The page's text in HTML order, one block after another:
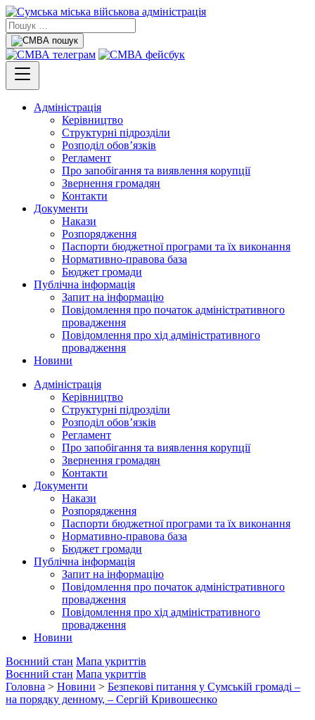
Адміністрація
Керівництво
Структурні підрозділи
Розподіл обов’язків
Регламент
Про запобігання та виявлення корупції
Звернення громадян
Контакти
Документи
Накази
Розпорядження
Паспорти бюджетної програми та їх виконання
Нормативно-правова база
Бюджет громади
Публічна інформація
Запит на інформацію
Повідомлення про початок адміністративного
провадження
Повідомлення про хід адміністративного
провадження
Новини
Адміністрація
Керівництво
Структурні підрозділи
Розподіл обов’язків
Регламент
Про запобігання та виявлення корупції
Звернення громадян
Контакти
Документи
Накази
Розпорядження
Паспорти бюджетної програми та їх виконання
Нормативно-правова база
Бюджет громади
Публічна інформація
Запит на інформацію
Повідомлення про початок адміністративного
провадження
Повідомлення про хід адміністративного
провадження
Новини
Воєнний стан Мапа укриттів
Воєнний стан Мапа укриттів
Головна > Новини > Безпекові питання у Сумській громаді –
на порядку денному, – Сергій Кривошеєнко